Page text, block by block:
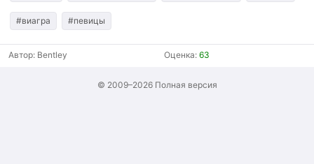
#виагра #певицы
Автор: Bentley Оценка: 63
© 2009–2026 Полная версия